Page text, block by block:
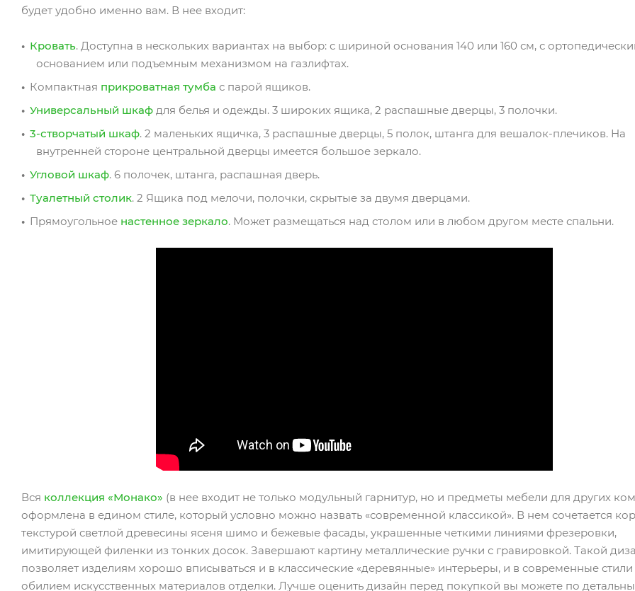
будет удобно именно вам. В нее входит:
Кровать. Доступна в нескольких вариантах на выбор: с шириной основания 140 или 160 см, с
основанием или подъемным механизмом на газлифтах.
Компактная прикроватная тумба с парой ящиков.
Универсальный шкаф для белья и одежды. 3 широких ящика, 2 распашные дверцы, 3 полочки.
3-створчатый шкаф. 2 маленьких ящичка, 3 распашные дверцы, 5 полок, штанга для вешалок-плечиков. На
внутренней стороне центральной дверцы имеется большое зеркало.
Угловой шкаф. 6 полочек, штанга, распашная дверь.
Туалетный столик. 2 Ящика под мелочи, полочки, скрытые за двумя дверцами.
Прямоугольное настенное зеркало. Может размещаться над столом или в любом другом месте спальни.
Вся коллекция «Монако» (в нее входит не только модульный гарнитур, но и предметы мебели для других
оформлена в едином стиле, который условно можно назвать «современной классикой». В нем сочетается
текстурой светлой древесины ясеня шимо и бежевые фасады, украшенные четкими линиями фрезеровки,
имитирующей филенки из тонких досок. Завершают картину металлические ручки с гравировкой. Такой
позволяет изделиям хорошо вписываться и в классические «деревянные» интерьеры, и в современные стили
обилием искусственных материалов отделки. Лучше оценить дизайн перед покупкой вы можете по